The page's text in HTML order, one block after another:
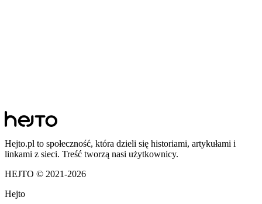
Hejto.pl to społeczność, która dzieli się historiami, artykułami i
linkami z sieci. Treść tworzą nasi użytkownicy.
HEJTO © 2021-2026
Hejto